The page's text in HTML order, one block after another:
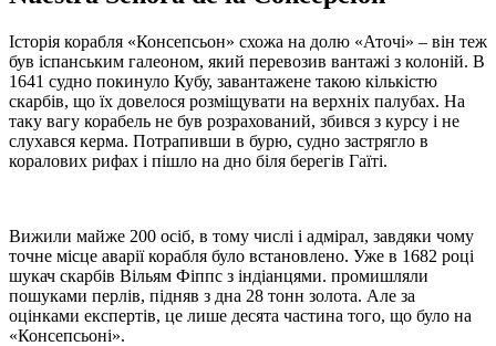
Історія корабля «Консепсьон» схожа на долю «Аточі» – він теж
був іспанським галеоном, який перевозив вантажі з колоній. В
1641 судно покинуло Кубу, завантажене такою кількістю
скарбів, що їх довелося розміщувати на верхніх палубах. На
таку вагу корабель не був розрахований, збився з курсу і не
слухався керма. Потрапивши в бурю, судно застрягло в
коралових рифах і пішло на дно біля берегів Гаїті.
Вижили майже 200 осіб, в тому числі і адмірал, завдяки чому
точне місце аварії корабля було встановлено. Уже в 1682 році
шукач скарбів Вільям Фіппс з індіанцями. промишляли
пошуками перлів, підняв з дна 28 тонн золота. Але за
оцінками експертів, це лише десята частина того, що було на
«Консепсьоні».